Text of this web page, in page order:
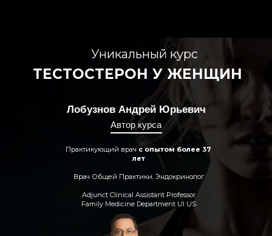
Автор курса
Лобузнов Андрей Юрьевич
Практикующий врач с опытом более 37
лет
Врач Общей Практики, Эндокринолог
Adjunct Clinical Assistant Professor
Family Medicine Department UI US
Уникальный курс
ТЕСТОСТЕРОН У ЖЕНЩИН